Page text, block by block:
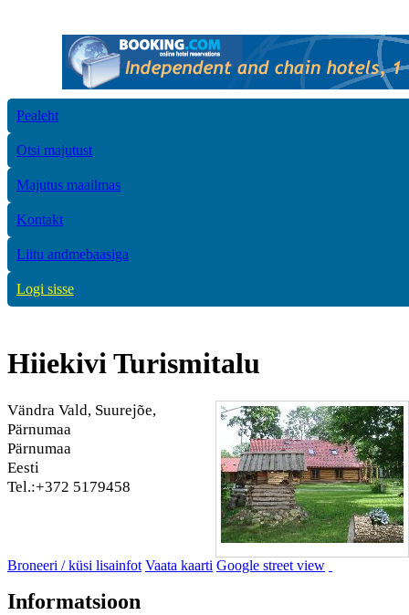
Pealeht
Otsi majutust
Majutus maailmas
Kontakt
Liitu andmebaasiga
Logi sisse
Hiiekivi Turismitalu
Vändra Vald, Suurejõe,
Pärnumaa
Pärnumaa
Eesti
Tel.:+372 5179458
Broneeri / küsi lisainfot Vaata kaarti Google street view
Informatsioon